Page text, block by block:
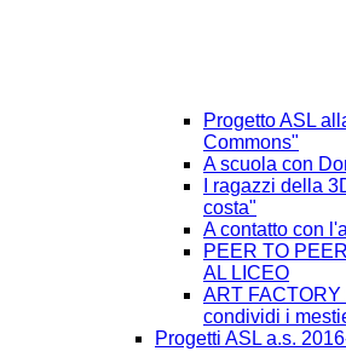
Progetto ASL
Commons"
A scuola con
I ragazzi della
costa"
A contatto con
PEER TO
AL LICEO
ART
condividi i
Progetti ASL a.s.